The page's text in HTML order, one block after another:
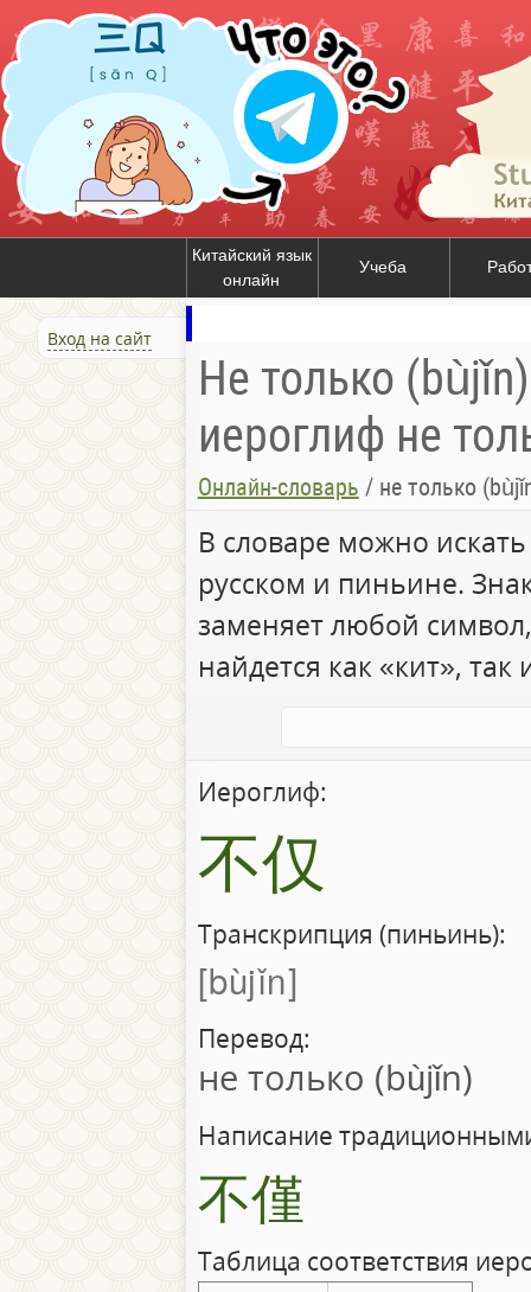
Китайский язык
онлайн
Учеба
Вход на сайт
Не только
иероглиф не
Онлайн-словарь / не только
В словаре можно
русском и пиньине.
заменяет любой
найдется как «кит», так
Иероглиф:
不仅
Транскрипция (пиньинь):
bùjǐn
Перевод:
не только (bùjǐn)
Написание
不僅
Таблица соответствия